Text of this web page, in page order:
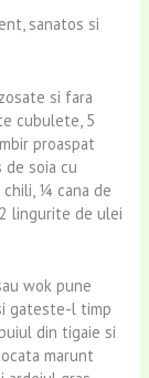
sanatos si
si fara
cubulete, 5
proaspat
soia cu
¼ cana de
lingurite de ulei
wok pune
gateste-l timp
din tigaie si
marunt